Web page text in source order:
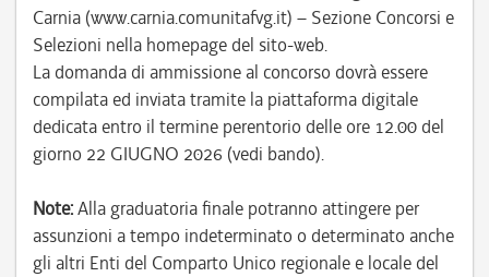
Carnia (www.carnia.comunitafvg.it) – Sezione Concorsi e
Selezioni nella homepage del sito-web.
La domanda di ammissione al concorso dovrà essere
compilata ed inviata tramite la piattaforma digitale
dedicata entro il termine perentorio delle ore 12.00 del
giorno 22 GIUGNO 2026 (vedi bando).
Note:Alla graduatoria finale potranno attingere per
assunzioni a tempo indeterminato o determinato anche
gli altri Enti del Comparto Unico regionale e locale del